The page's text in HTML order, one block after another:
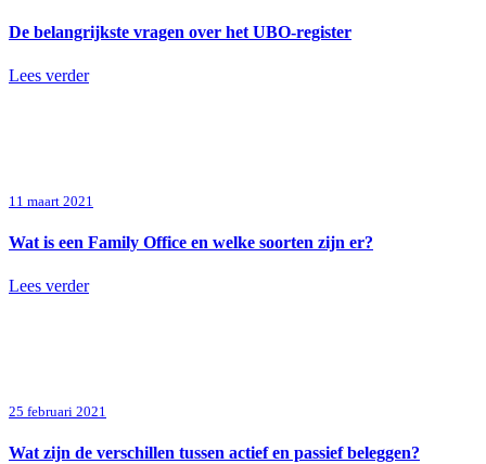
De belangrijkste vragen over het UBO-register
Lees verder
11 maart 2021
Wat is een Family Office en welke soorten zijn er?
Lees verder
25 februari 2021
Wat zijn de verschillen tussen actief en passief beleggen?